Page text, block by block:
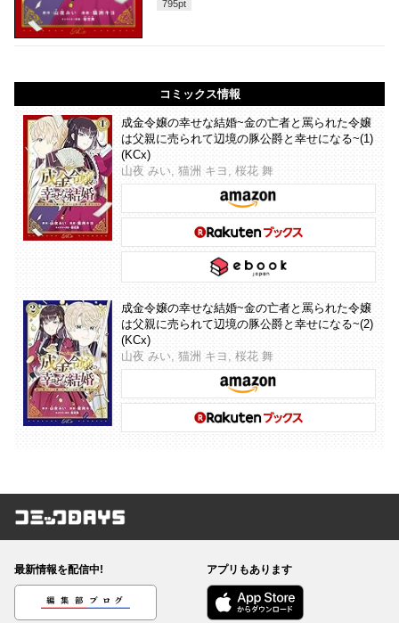
795pt
コミックス情報
成金令嬢の幸せな結婚~金の亡者と罵られた令嬢
は父親に売られて辺境の豚公爵と幸せになる~(1)
(KCx)
山夜 みい, 猫洲 キヨ, 桜花 舞
成金令嬢の幸せな結婚~金の亡者と罵られた令嬢
は父親に売られて辺境の豚公爵と幸せになる~(2)
(KCx)
山夜 みい, 猫洲 キヨ, 桜花 舞
コミックDAYS
最新情報を配信中!
編集部ブログ
アプリもあります